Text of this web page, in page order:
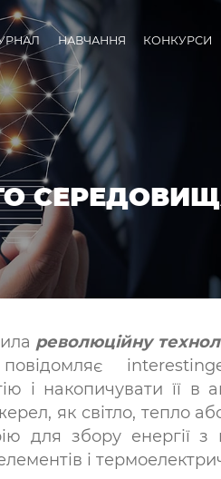
НАВЧАННЯ КОНКУРСИ
революційну
накопичувати її в
як світло, тепло
для збору енергії
і